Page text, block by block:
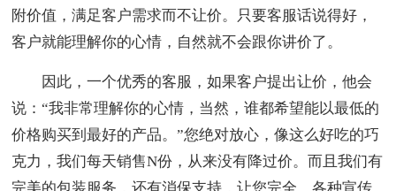
附价值，满足客户需求而不让价。只要客服话说得好，
客户就能理解你的心情，自然就不会跟你讲价了。
因此，一个优秀的客服，如果客户提出让价，他会
说：“我非常理解你的心情，当然，谁都希望能以最低的
价格购买到最好的产品。”您绝对放心，像这么好吃的巧
克力，我们每天销售N份，从来没有降过价。而且我们有